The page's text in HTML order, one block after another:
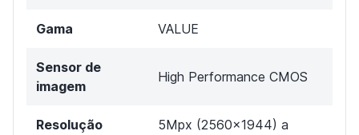
Gama VALUE
Sensor de
imagem
High Performance CMOS
Resolução
5Mpx (2560x1944) a